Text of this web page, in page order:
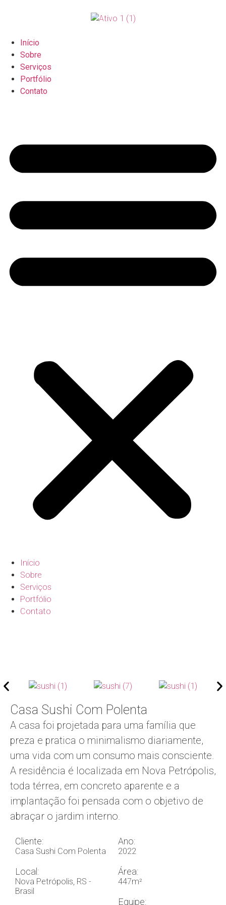
Início
Sobre
Serviços
Portfólio
Contato
Início
Sobre
Serviços
Portfólio
Contato
Casa Sushi Com Polenta
A casa foi projetada para uma família que
preza e pratica o minimalismo diariamente,
uma vida com um consumo mais consciente.
A residência é localizada em Nova Petrópolis,
toda térrea, em concreto aparente e a
implantação foi pensada com o objetivo de
abraçar o jardim interno.
Cliente:
Casa Sushi Com Polenta
Local:
Nova Petrópolis, RS -
Brasil
Ano:
2022
Área:
447m²
Equipe: